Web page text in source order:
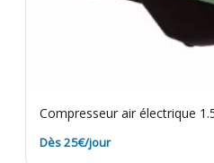
Compresseur air électrique
Dès 25€/jour